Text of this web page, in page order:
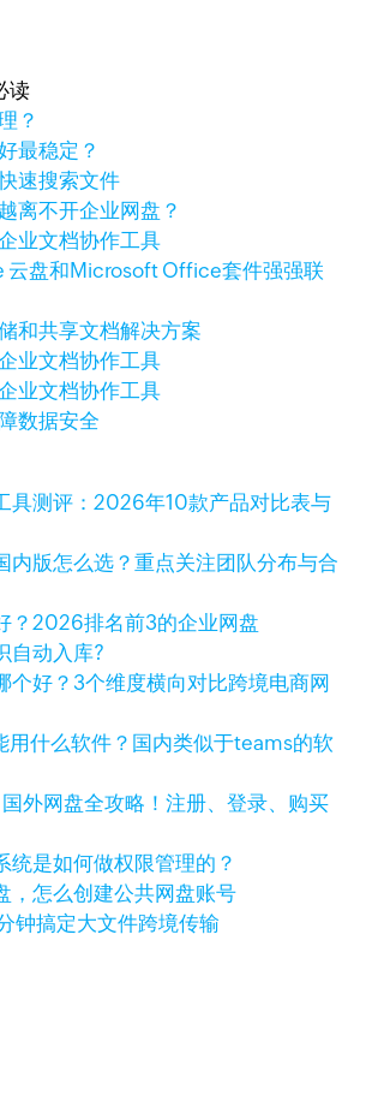
读
？
最稳定？
速搜索文件
离不开企业网盘？
业文档协作工具
云盘和Microsoft Office套件强强联
和共享文档解决方案
业文档协作工具
业文档协作工具
数据安全
具测评：2026年10款产品对比表与
内版怎么选？重点关注团队分布与合
？2026排名前3的企业网盘
自动入库?
个好？3个维度横向对比跨境电商网
用什么软件？国内类似于teams的软
外网盘全攻略！注册、登录、购买
统是如何做权限管理的？
，怎么创建公共网盘账号
钟搞定大文件跨境传输